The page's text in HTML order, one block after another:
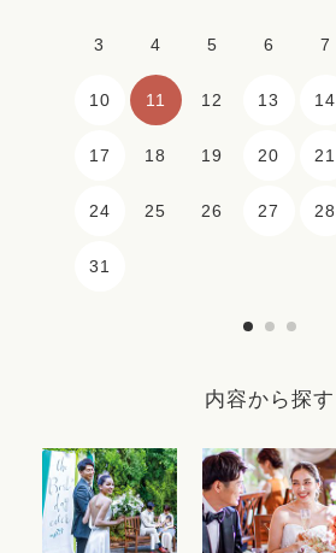
3 4 5 6 7
10 11 12 13 14
17 18 19 20 21
24 25 26 27 28
31
内容から探す